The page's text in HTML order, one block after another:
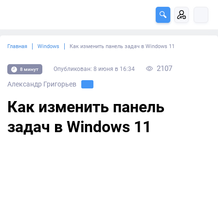
Главная Windows Как изменить панель задач в Windows 11
8 минут Опубликован: 8 июня в 16:34 2107
Александр Григорьев
Как изменить панель
задач в Windows 11